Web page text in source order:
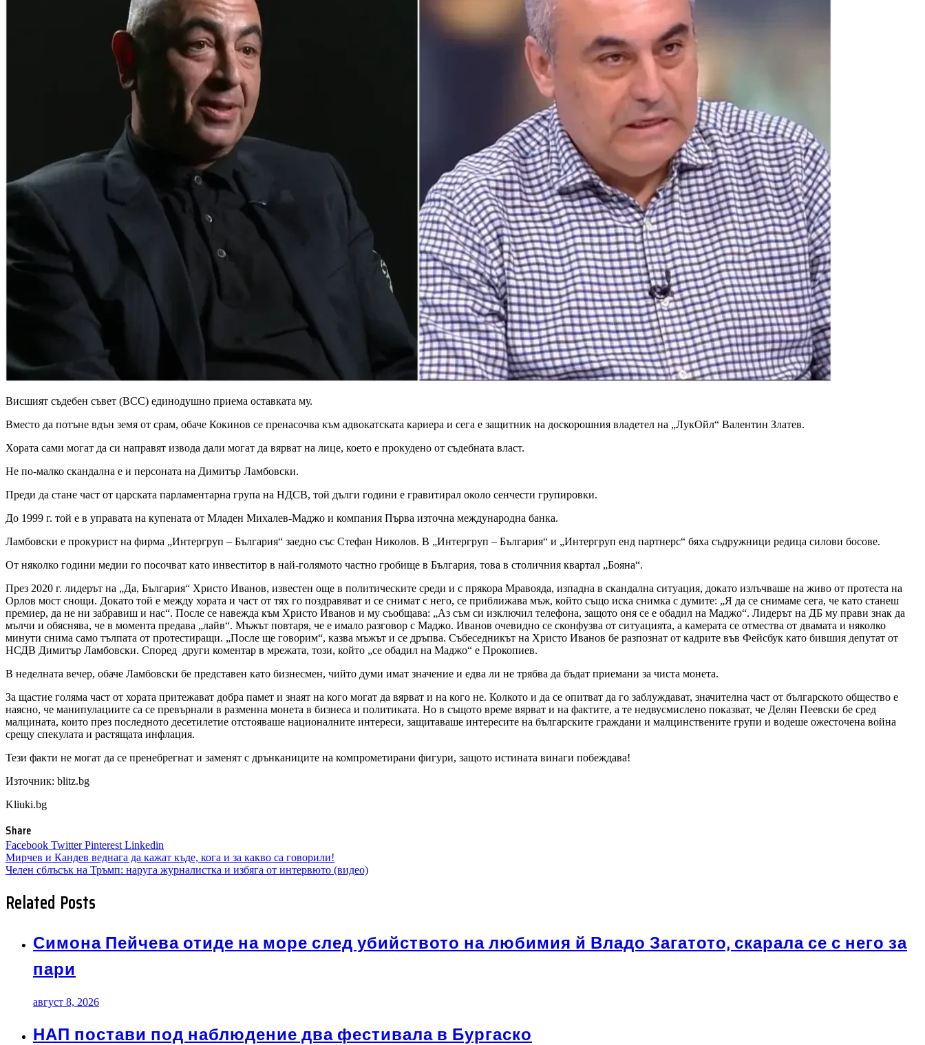
Висшият съдебен съвет (ВСС) единодушно приема оставката му.
Вместо да потъне вдън земя от срам, обаче Кокинов се пренасочва към адвокатската кариера и сега е защитник на доскорошния владетел на „ЛукОйл“ Валентин Златев.
Хората сами могат да си направят извода дали могат да вярват на лице, което е прокудено от съдебната власт.
Не по-малко скандална е и персоната на Димитър Ламбовски.
Преди да стане част от царската парламентарна група на НДСВ, той дълги години е гравитирал около сенчести групировки.
До 1999 г. той е в управата на купената от Младен Михалев-Маджо и компания Първа източна международна банка.
Ламбовски е прокурист на фирма „Интергруп – България“ заедно със Стефан Николов. В „Интергруп – България“ и „Интергруп енд партнерс“ бяха съдружници редица силови босове.
От няколко години медии го посочват като инвеститор в най-голямото частно гробище в България, това в столичния квартал „Бояна“.
През 2020 г. лидерът на „Да, България“ Христо Иванов, известен още в политическите среди и с прякора Мравояда, изпадна в скандална ситуация, докато излъчваше на живо от протеста на
Орлов мост снощи. Докато той е между хората и част от тях го поздравяват и се снимат с него, се приближава мъж, който също иска снимка с думите: „Я да се снимаме сега, че като станеш
премиер, да не ни забравиш и нас“. После се навежда към Христо Иванов и му съобщава: „Аз съм си изключил телефона, защото оня се е обадил на Маджо“. Лидерът на ДБ му прави знак да
мълчи и обяснява, че в момента предава „лайв“. Мъжът повтаря, че е имало разговор с Маджо. Иванов очевидно се сконфузва от ситуацията, а камерата се отмества от двамата и няколко
минути снима само тълпата от протестиращи. „После ще говорим“, казва мъжът и се дръпва. Събеседникът на Христо Иванов бе разпознат от кадрите във Фейсбук като бившия депутат от
НСДВ Димитър Ламбовски. Според други коментар в мрежата, този, който „се обадил на Маджо“ е Прокопиев.
В неделната вечер, обаче Ламбовски бе представен като бизнесмен, чийто думи имат значение и едва ли не трябва да бъдат приемани за чиста монета.
За щастие голяма част от хората притежават добра памет и знаят на кого могат да вярват и на кого не. Колкото и да се опитват да го заблуждават, значителна част от българското общество е
наясно, че манипулациите са се превърнали в разменна монета в бизнеса и политиката. Но в същото време вярват и на фактите, а те недвусмислено показват, че Делян Пеевски бе сред
малцината, които през последното десетилетие отстояваше националните интереси, защитаваше интересите на българските граждани и малцинствените групи и водеше ожесточена война
срещу спекулата и растящата инфлация.
Тези факти не могат да се пренебрегнат и заменят с дрънканиците на компрометирани фигури, защото истината винаги побеждава!
Източник: blitz.bg
Kliuki.bg
Share
Facebook TwitterPinterest Linkedin
Навигация
Мирчев и Кандев веднага да кажат къде, кога и за какво са говорили!
Челен сблъсък на Тръмп: наруга журналистка и избяга от интервюто (видео)
Related Posts
Симона Пейчева отиде на море след убийството на любимия й Владо Загатото, скарала се с него за
пари
август 8, 2026
НАП постави под наблюдение два фестивала в Бургаско